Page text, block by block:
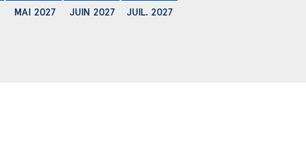
MAI 2027 JUIN 2027 JUIL. 2027